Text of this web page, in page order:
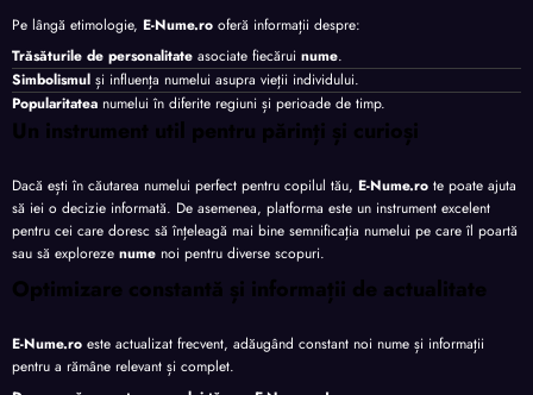
Pe lângă etimologie, E-Nume.ro oferă informații despre:
Trăsăturile de personalitate asociate fiecărui nume.
Simbolismul și influența numelui asupra vieții individului.
Popularitatea numelui în diferite regiuni și perioade de timp.
Un instrument util pentru părinți și curioși
Dacă ești în căutarea numelui perfect pentru copilul tău, E-Nume.ro te poate ajuta
să iei o decizie informată. De asemenea, platforma este un instrument excelent
pentru cei care doresc să înțeleagă mai bine semnificația numelui pe care îl poartă
sau să exploreze nume noi pentru diverse scopuri.
Optimizare constantă și informații de actualitate
E-Nume.ro este actualizat frecvent, adăugând constant noi nume și informații
pentru a rămâne relevant și complet.